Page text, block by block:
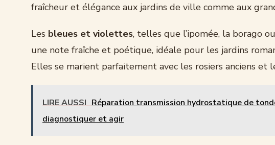
fraîcheur et élégance aux jardins de ville comme aux
Les bleues et violettes, telles que l’ipomée, la borago
une note fraîche et poétique, idéale pour les jardins
Elles se marient parfaitement avec les rosiers anciens et
LIRE AUSSI Réparation transmission hydrostatique de
diagnostiquer et agir